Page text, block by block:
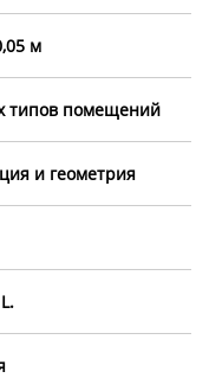
м
типов помещений
и геометрия